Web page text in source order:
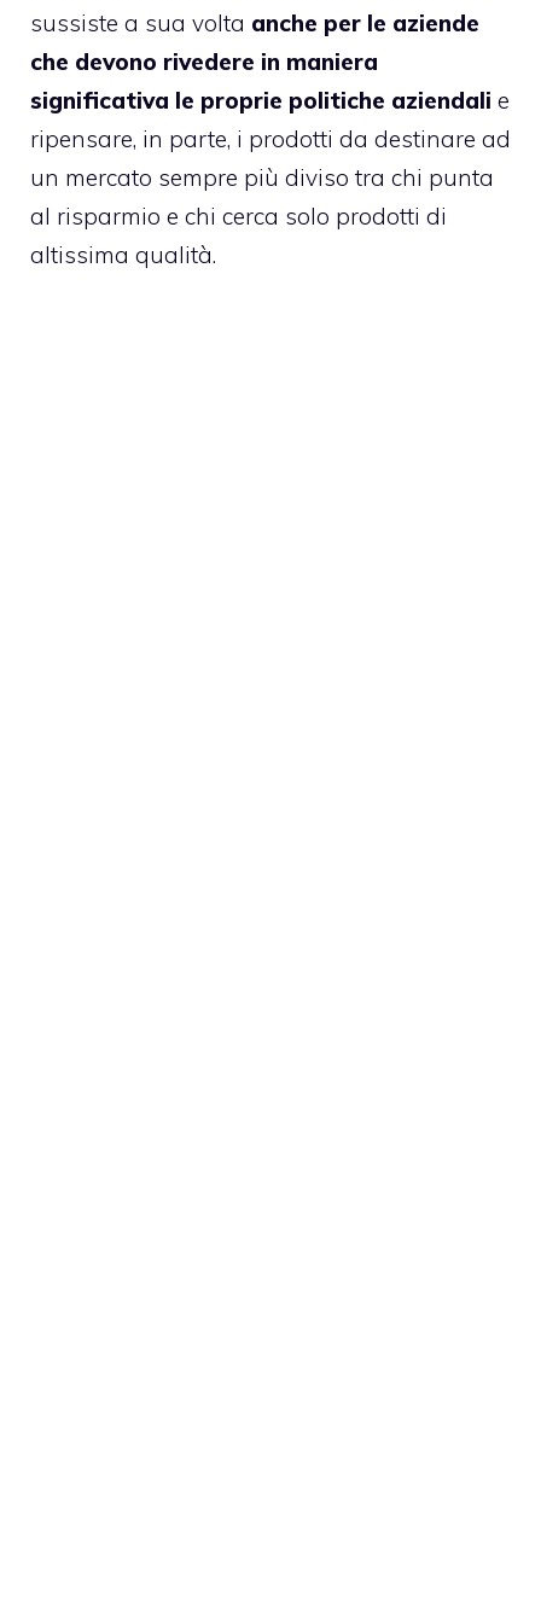
sussiste a sua volta anche per le aziende
che devono rivedere in maniera
significativa le proprie politiche aziendali e
ripensare, in parte, i prodotti da destinare ad
un mercato sempre più diviso tra chi punta
al risparmio e chi cerca solo prodotti di
altissima qualità.